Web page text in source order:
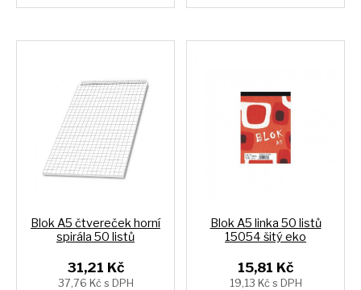
Blok A5 čtvereček horní
spirála 50 listů
31,21 Kč
37,76 Kč s DPH
Blok A5 linka 50 listů
15054 šitý eko
15,81 Kč
19,13 Kč s DPH